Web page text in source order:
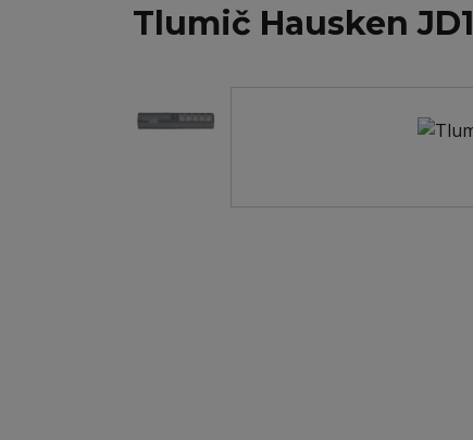
Tlumič Hausken